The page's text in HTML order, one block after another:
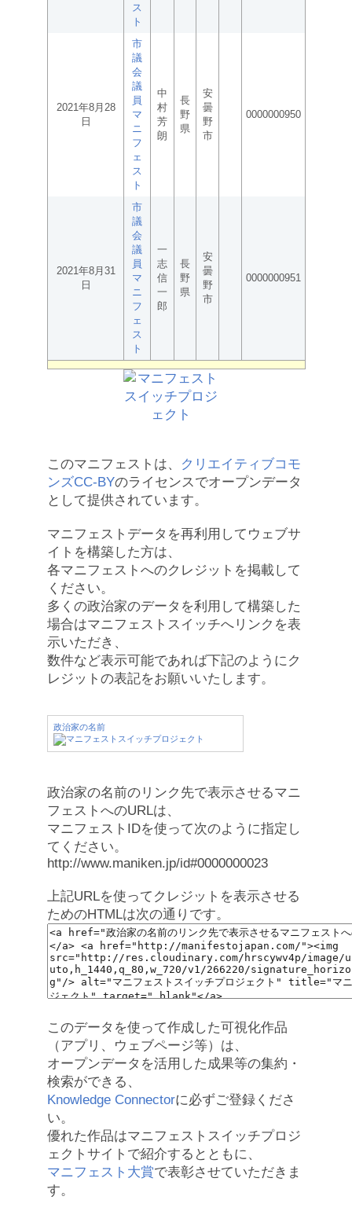
ス
ト
2021年8月28
日
市
議
会
議
員
マ
ニ
フ
ェ
ス
ト
中
村
芳
朗
長
野
県
安
曇
野
市
0000000950
2021年8月31
日
市
議
会
議
員
マ
ニ
フ
ェ
ス
ト
一
志
信
一
郎
長
野
県
安
曇
野
市
0000000951
このマニフェストは、
クリエイティブコモ
ンズCC-BYのライセンスでオープンデータ
として提供されています。
マニフェストデータを再利用してウェブサ
イトを構築した方は、
各マニフェストへのクレジットを掲載して
ください。
多くの政治家のデータを利用して構築した
場合はマニフェストスイッチへリンクを表
示いただき、
数件など表示可能であれば下記のようにク
レジットの表記をお願いいたします。
政治家の名前
政治家の名前のリンク先で表示させるマニ
フェストへのURLは、
マニフェストIDを使って次のように指定し
てください。
http://www.maniken.jp/id#0000000023
上記URLを使ってクレジットを表示させる
ためのHTMLは次の通りです。
このデータを使って作成した可視化作品
（アプリ、ウェブページ等）は、
オープンデータを活用した成果等の集約・
検索ができる、
Knowledge Connectorに必ずご登録くださ
い。
優れた作品はマニフェストスイッチプロジ
ェクトサイトで紹介するとともに、
マニフェスト大賞で表彰させていただきま
す。